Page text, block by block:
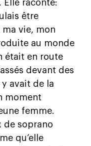
Elle raconte:
être
ma vie, mon
au monde
était en route
devant des
avait de la
moment
femme.
de soprano
qu’elle